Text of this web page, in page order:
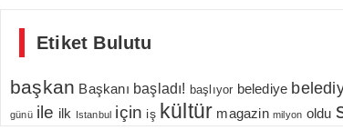
Etiket Bulutu
başkan Başkanı başladı! başlıyor belediye
günü ile ilk Istanbul için iş kültür magazin milyon oldu